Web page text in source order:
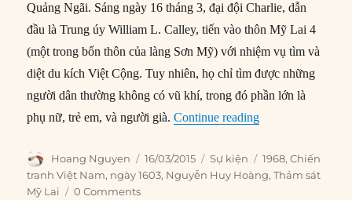
Quảng Ngãi. Sáng ngày 16 tháng 3, đại đội Charlie, dẫn
đầu là Trung úy William L. Calley, tiến vào thôn Mỹ Lai 4
(một trong bốn thôn của làng Sơn Mỹ) với nhiệm vụ tìm và
diệt du kích Việt Cộng. Tuy nhiên, họ chỉ tìm được những
người dân thường không có vũ khí, trong đó phần lớn là
phụ nữ, trẻ em, và người già.Continue reading“16/03/1968:
Author
Hoang Nguyen
Posted
on
16/03/2015 Categories
Sự kiện Tags
1968,Chiến
tranh Việt Nam, ngày 1603, Nguyễn Huy Hoàng,Thảm sát
Mỹ Lai
0 Comments